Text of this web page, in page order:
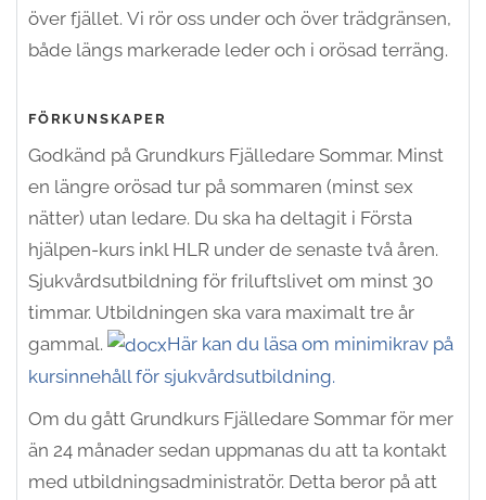
över fjället. Vi rör oss under och över trädgränsen,
både längs markerade leder och i orösad terräng.
FÖRKUNSKAPER
Godkänd på Grundkurs Fjälledare Sommar. Minst
en längre orösad tur på sommaren (minst sex
nätter) utan ledare. Du ska ha deltagit i Första
hjälpen-kurs inkl HLR under de senaste två åren.
Sjukvårdsutbildning för friluftslivet om minst 30
timmar. Utbildningen ska vara maximalt tre år
gammal.
Här kan du läsa om minimikrav på
kursinnehåll för sjukvårdsutbildning.
Om du gått Grundkurs Fjälledare Sommar för mer
än 24 månader sedan uppmanas du att ta kontakt
med utbildningsadministratör. Detta beror på att